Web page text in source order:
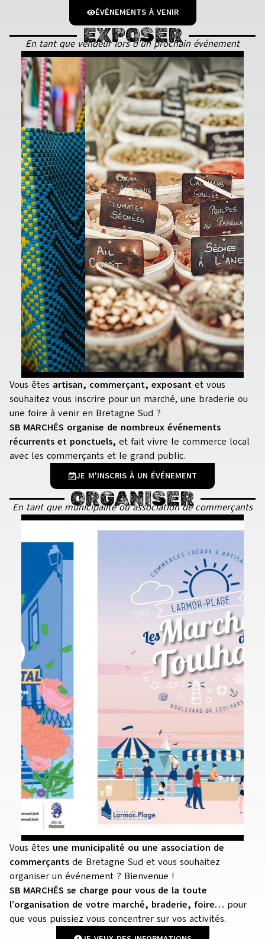
ÉVÉNEMENTS À VENIR
EXPOSER
En tant que vendeur lors d’un prochain événement
Vous êtes artisan, commerçant, exposant et vous
souhaitez vous inscrire pour un marché, une braderie ou
une foire à venir en Bretagne Sud ?
SB MARCHÉS organise de nombreux événements
récurrents et ponctuels, et fait vivre le commerce local
avec les commerçants et le grand public.
JE M'INSCRIS À UN ÉVÉNEMENT
ORGANISER
En tant que municipalité ou association de commerçants
Vous êtes une municipalité ou une association de
commerçants de Bretagne Sud et vous souhaitez
organiser un événement ? Bienvenue !
SB MARCHÉS se charge pour vous de la toute
l’organisation de votre marché, braderie, foire… pour
que vous puissiez vous concentrer sur vos activités.